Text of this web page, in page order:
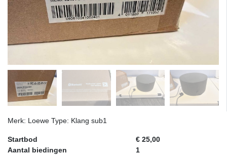
Merk: Loewe Type: Klang sub1
Startbod
€ 25,00
Aantal biedingen
1